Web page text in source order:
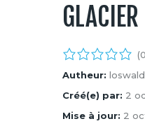
Autheur: loswald
Créé(e) par: 2
Mise à jour: 2